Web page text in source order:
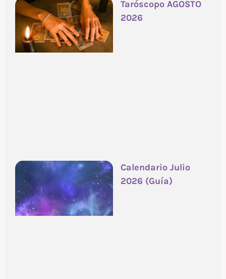
Taróscopo AGOSTO
2026
Calendario Julio
2026 (Guía)